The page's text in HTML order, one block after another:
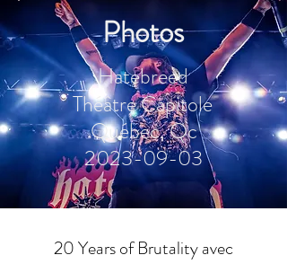
Hatebreed
Théâtre Capitole
Québec, Qc
Photos
2023-09-03
20 Years of Brutality avec